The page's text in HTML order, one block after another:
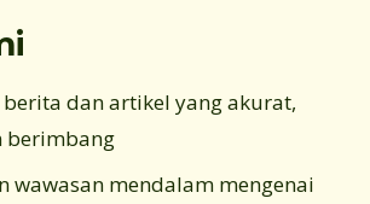
dan artikel yang akurat,
berimbang
wawasan mendalam mengenai